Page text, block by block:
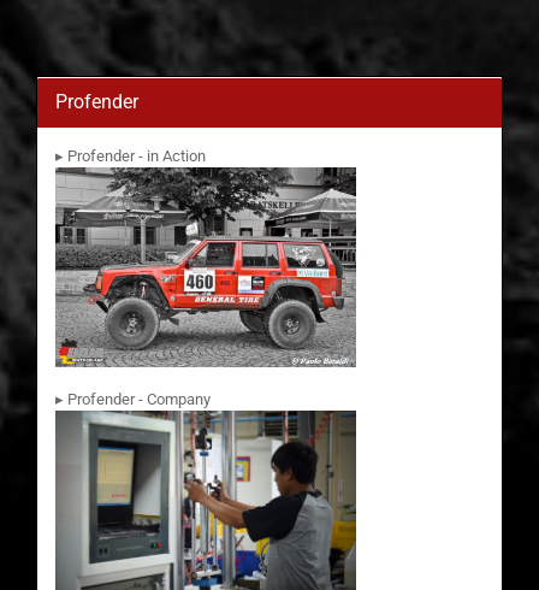
Profender
▸ Profender - in Action
▸ Profender - Company